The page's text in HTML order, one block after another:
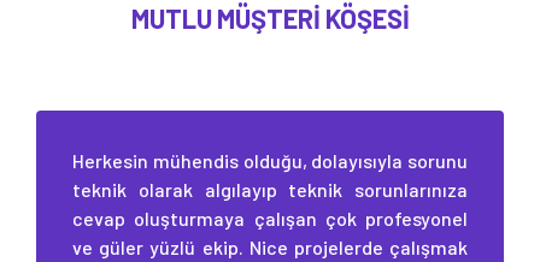
MUTLU MÜŞTERI KÖŞESI
Herkesin mühendis olduğu, dolayısıyla sorunu
teknik olarak algılayıp teknik sorunlarınıza
cevap oluşturmaya çalışan çok profesyonel
ve güler yüzlü ekip. Nice projelerde çalışmak